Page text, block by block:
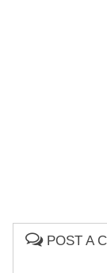
POST A